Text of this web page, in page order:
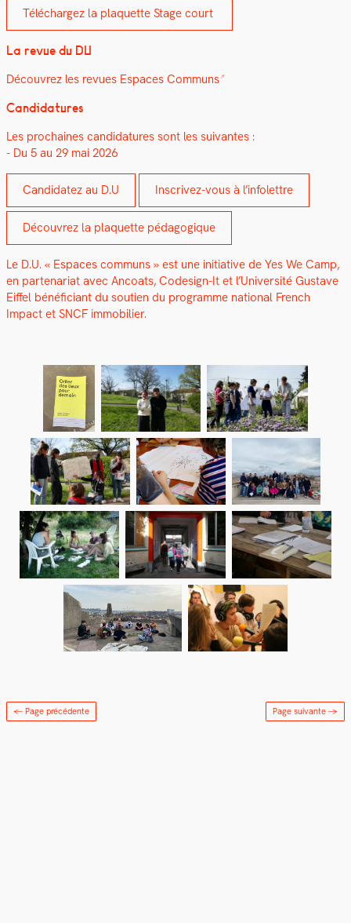
Téléchargez la pla­que­tte Stage court
La revue du DU
Décou­vrez les revues Espaces Com­muns
Can­di­da­tures
Les prochaines can­di­da­tures sont les suiv­antes :
- Du 5 au 29 mai 2026
Can­di­datez au D.U Inscrivez-vous à l’in­fo­let­tre
Décou­vrez la pla­que­tte péd­a­gogique
Le D.U. « Espaces com­muns » est une ini­tia­tive de Yes We Camp,
en parte­nar­i­at avec Ancoats, Code­sign-It et l’Université Gus­tave
Eif­fel béné­fi­ciant du sou­tien du pro­gramme nation­al French
Impact et SNCF immo­bili­er.
← Page précédente Page suivante →